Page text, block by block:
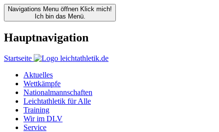
Navigations Menu öffnen Klick mich!
Ich bin das Menü.
Hauptnavigation
Startseite
Aktuelles
Wettkämpfe
Nationalmannschaften
Leichtathletik für Alle
Training
Wir im DLV
Service